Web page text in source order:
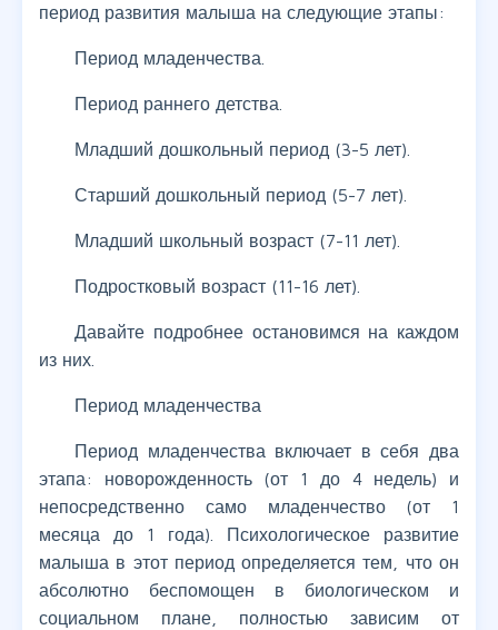
период развития малыша на следующие этапы:
Период младенчества.
Период раннего детства.
Младший дошкольный период (3-5 лет).
Старший дошкольный период (5-7 лет).
Младший школьный возраст (7-11 лет).
Подростковый возраст (11-16 лет).
Давайте подробнее остановимся на каждом
из них.
Период младенчества
Период младенчества включает в себя два
этапа: новорожденность (от 1 до 4 недель) и
непосредственно само младенчество (от 1
месяца до 1 года). Психологическое развитие
малыша в этот период определяется тем, что он
абсолютно беспомощен в биологическом и
социальном плане, полностью зависим от